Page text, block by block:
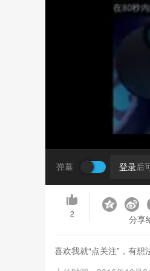
弹幕 登录后
2 分享
喜欢我就“点关注”，有想